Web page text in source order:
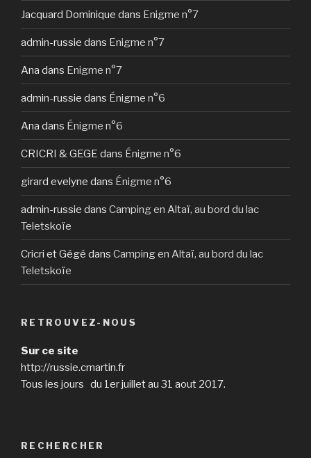
Jacquard Dominique dans Enigme n°7
admin-russie dans Enigme n°7
Ana dans Enigme n°7
admin-russie dans Énigme n°6
Ana dans Énigme n°6
CRICRI & GEGE dans Énigme n°6
girard evelyne dans Énigme n°6
admin-russie dans Camping en Altaï, au bord du lac
Teletskoïe
Cricri et Gégé dans Camping en Altaï, au bord du lac
Teletskoïe
RETROUVEZ-NOUS
Sur ce site
http://russie.cmartin.fr
Tous les jours du 1er juillet au 31 aout 2017.
RECHERCHER